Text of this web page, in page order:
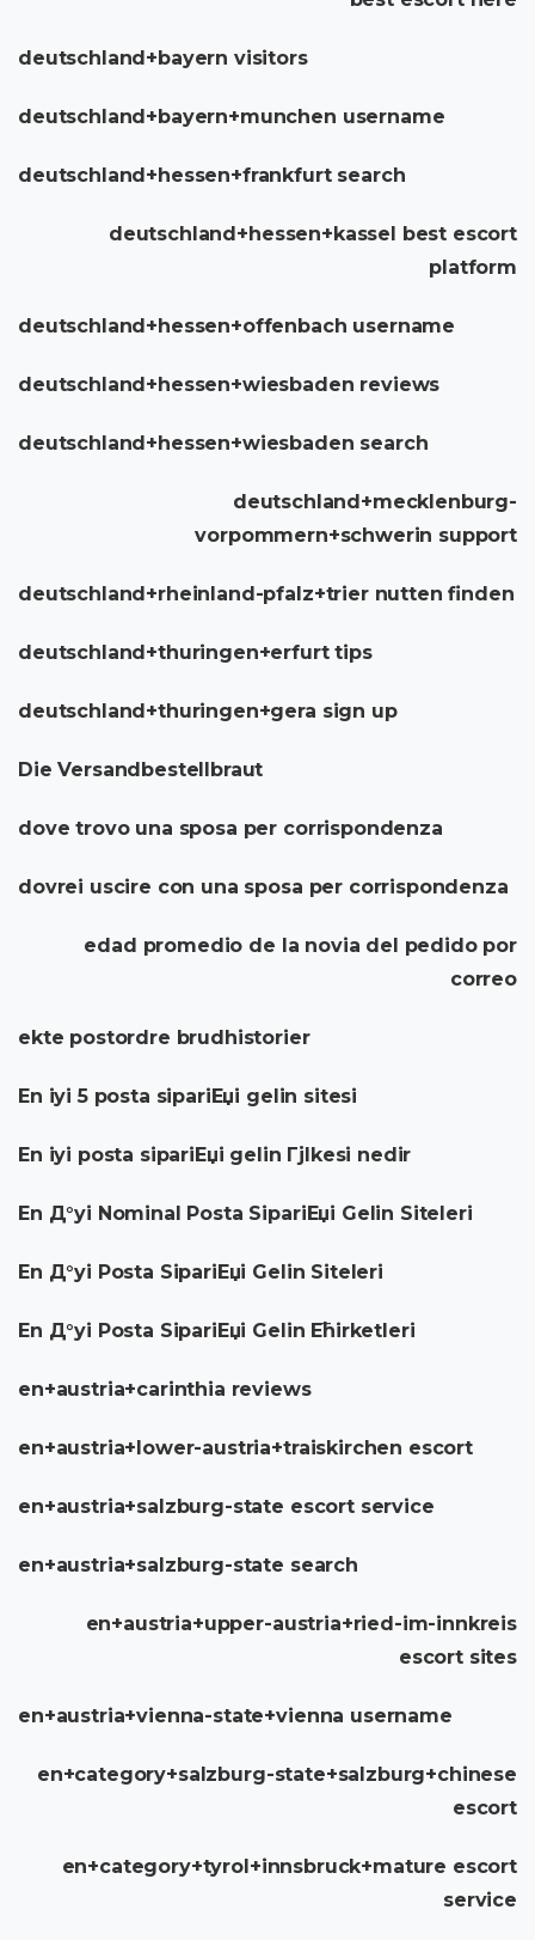
deutschland+bayern visitors
deutschland+bayern+munchen username
deutschland+hessen+frankfurt search
deutschland+hessen+kassel best escort
platform
deutschland+hessen+offenbach username
deutschland+hessen+wiesbaden reviews
deutschland+hessen+wiesbaden search
deutschland+mecklenburg-
vorpommern+schwerin support
deutschland+rheinland-pfalz+trier nutten finden
deutschland+thuringen+erfurt tips
deutschland+thuringen+gera sign up
Die Versandbestellbraut
dove trovo una sposa per corrispondenza
dovrei uscire con una sposa per corrispondenza
edad promedio de la novia del pedido por
correo
ekte postordre brudhistorier
En iyi 5 posta sipariЕџi gelin sitesi
En iyi posta sipariЕџi gelin Гјlkesi nedir
En Д°yi Nominal Posta SipariЕџi Gelin Siteleri
En Д°yi Posta SipariЕџi Gelin Siteleri
En Д°yi Posta SipariЕџi Gelin Ећirketleri
en+austria+carinthia reviews
en+austria+lower-austria+traiskirchen escort
en+austria+salzburg-state escort service
en+austria+salzburg-state search
en+austria+upper-austria+ried-im-innkreis
escort sites
en+austria+vienna-state+vienna username
en+category+salzburg-state+salzburg+chinese
escort
en+category+tyrol+innsbruck+mature escort
service